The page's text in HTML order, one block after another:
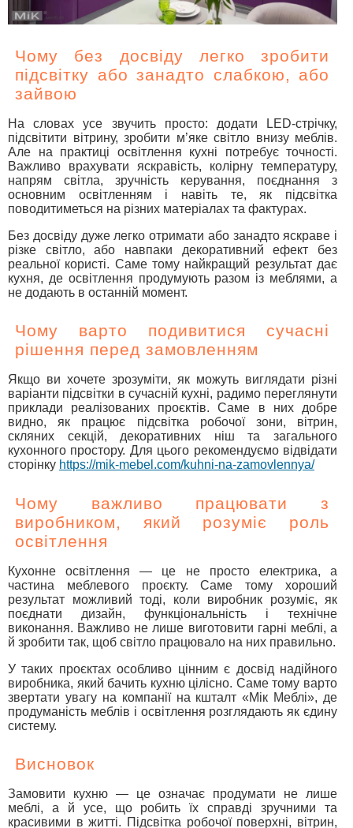
Чому без досвіду легко зробити
підсвітку або занадто слабкою, або
зайвою
На словах усе звучить просто: додати LED-стрічку,
підсвітити вітрину, зробити м’яке світло внизу меблів.
Але на практиці освітлення кухні потребує точності.
Важливо врахувати яскравість, колірну температуру,
напрям світла, зручність керування, поєднання з
основним освітленням і навіть те, як підсвітка
поводитиметься на різних матеріалах та фактурах.
Без досвіду дуже легко отримати або занадто яскраве і
різке світло, або навпаки декоративний ефект без
реальної користі. Саме тому найкращий результат дає
кухня, де освітлення продумують разом із меблями, а
не додають в останній момент.
Чому варто подивитися сучасні
рішення перед замовленням
Якщо ви хочете зрозуміти, як можуть виглядати різні
варіанти підсвітки в сучасній кухні, радимо переглянути
приклади реалізованих проєктів. Саме в них добре
видно, як працює підсвітка робочої зони, вітрин,
скляних секцій, декоративних ніш та загального
кухонного простору. Для цього рекомендуємо відвідати
сторінку https://mik-mebel.com/kuhni-na-zamovlennya/
Чому важливо працювати з
виробником, який розуміє роль
освітлення
Кухонне освітлення — це не просто електрика, а
частина меблевого проєкту. Саме тому хороший
результат можливий тоді, коли виробник розуміє, як
поєднати дизайн, функціональність і технічне
виконання. Важливо не лише виготовити гарні меблі, а
й зробити так, щоб світло працювало на них правильно.
У таких проєктах особливо цінним є досвід надійного
виробника, який бачить кухню цілісно. Саме тому варто
звертати увагу на компанії на кшталт «Мік Меблі», де
продуманість меблів і освітлення розглядають як єдину
систему.
Висновок
Замовити кухню — це означає продумати не лише
меблі, а й усе, що робить їх справді зручними та
красивими в житті. Підсвітка робочої поверхні, вітрин,